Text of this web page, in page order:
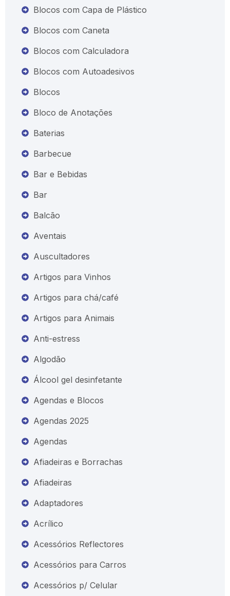
Blocos com Capa de Plástico
Blocos com Caneta
Blocos com Calculadora
Blocos com Autoadesivos
Blocos
Bloco de Anotações
Baterias
Barbecue
Bar e Bebidas
Bar
Balcão
Aventais
Auscultadores
Artigos para Vinhos
Artigos para chá/café
Artigos para Animais
Anti-estress
Algodão
Álcool gel desinfetante
Agendas e Blocos
Agendas 2025
Agendas
Afiadeiras e Borrachas
Afiadeiras
Adaptadores
Acrílico
Acessórios Reflectores
Acessórios para Carros
Acessórios p/ Celular